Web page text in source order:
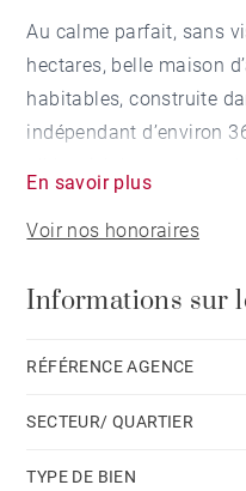
Au calme parfait, sans
hectares, belle maison
habitables, construite
indépendant d’environ
très lumineuse et en
L’agencement intérieur,
l’architecture de
superbement arboré. La
deuxième salon ou
chambres. Proche de la
En savoir plus
Voir nos honoraires
Informations sur
RÉFÉRENCE AGENCE
SECTEUR/ QUARTIER
TYPE DE BIEN